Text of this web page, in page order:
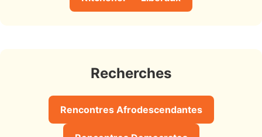
Recherches
Rencontres Afrodescendantes